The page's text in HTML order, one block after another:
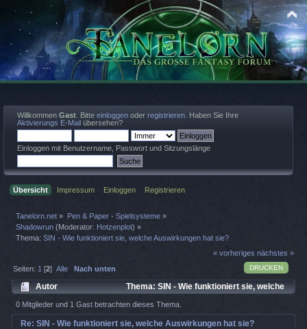
Willkommen Gast . Bitte einloggen oder registrieren . Haben Sie Ihre
Aktivierungs E-Mail übersehen?
Einloggen mit Benutzername, Passwort und Sitzungslänge
Übersicht Impressum Einloggen Registrieren
Tanelorn.net » Pen & Paper - Spielsysteme»
Shadowrun (Moderator: Hotzenplot) »
Thema:SIN - Wie funktioniert sie, welche Auswirkungen hat sie?
« vorheriges nächstes »
DRUCKEN
Seiten: 1 [2]Alle Nach unten
Autor
Thema: SIN - Wie funktioniert sie, welche
Auswirkungen hat sie? (Gelesen 5458 mal)
0 Mitglieder und 1 Gast betrachten dieses Thema.
Re: SIN - Wie funktioniert sie, welche Auswirkungen hat sie?